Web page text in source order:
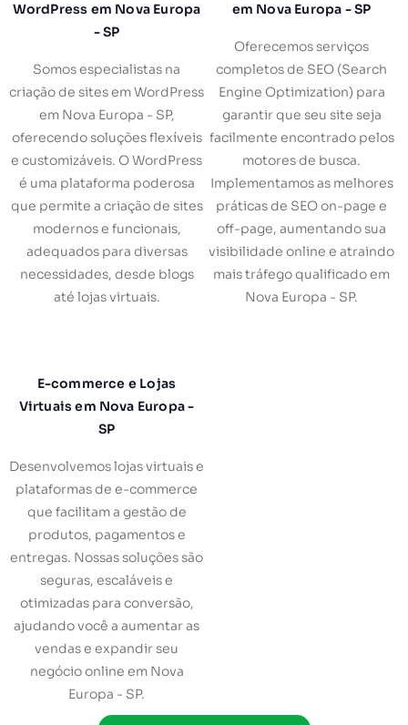
WordPress em Nova Europa
- SP
Somos especialistas na
criação de sites em WordPress
em Nova Europa - SP,
oferecendo soluções flexíveis
e customizáveis. O WordPress
é uma plataforma poderosa
que permite a criação de sites
modernos e funcionais,
adequados para diversas
necessidades, desde blogs
até lojas virtuais.
em Nova Europa - SP
Oferecemos serviços
completos de SEO (Search
Engine Optimization) para
garantir que seu site seja
facilmente encontrado pelos
motores de busca.
Implementamos as melhores
práticas de SEO on-page e
off-page, aumentando sua
visibilidade online e atraindo
mais tráfego qualificado em
Nova Europa - SP.
E-commerce e Lojas
Virtuais em Nova Europa -
SP
Desenvolvemos lojas virtuais e
plataformas de e-commerce
que facilitam a gestão de
produtos, pagamentos e
entregas. Nossas soluções são
seguras, escaláveis e
otimizadas para conversão,
ajudando você a aumentar as
vendas e expandir seu
negócio online em Nova
Europa - SP.